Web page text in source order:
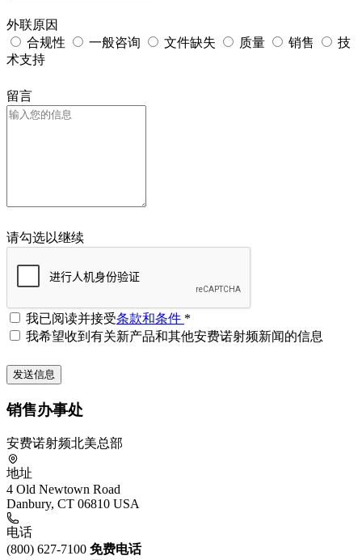
外联原因
合规性
一般咨询 文件缺失 质量 销售
技
术支持
留言
请勾选以继续
我已阅读并接受条款和条件 *
我希望收到有关新产品和其他安费诺射频新闻的信息
销售办事处
安费诺射频北美总部
地址
4 Old Newtown Road
Danbury, CT 06810 USA
电话
(800) 627-7100 免费电话